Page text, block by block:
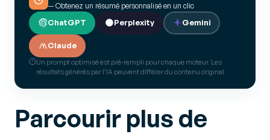
— Obtenez un résumé personnalisé en un clic
ChatGPT Perplexity Gemini
Claude
Un prompt optimisé est pré-rempli pour chaque moteur. Les
résultats générés par l’IA peuvent différer du contenu original.
Parcourir plus de